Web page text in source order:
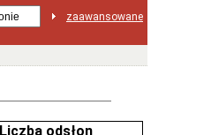
zaawansowane
Liczba odsłon